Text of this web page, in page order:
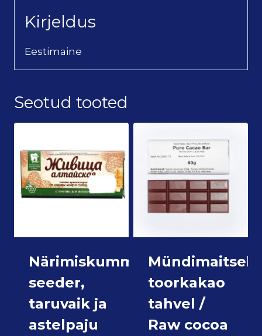
Kirjeldus
Eestimaine
Seotud tooted
Närimiskumm
seeder,
taruvaik ja
astelpaju
toorkakao
tahvel /
Raw cocoa